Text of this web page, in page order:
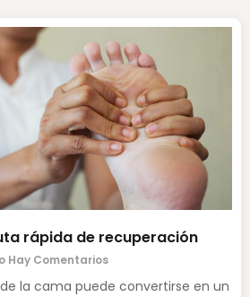
rápida de recuperación
Hay Comentarios
la cama puede convertirse en un